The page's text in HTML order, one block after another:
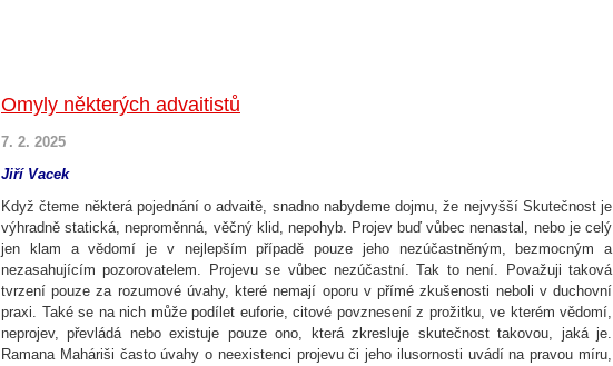
Omyly některých advaitistů
7. 2. 2025
Jiří Vacek
Když čteme některá pojednání o advaitě, snadno nabydeme dojmu, že nejvyšší Skutečnost je
výhradně statická, neproměnná, věčný klid, nepohyb. Projev buď vůbec nenastal, nebo je celý
jen klam a vědomí je v nejlepším případě pouze jeho nezúčastněným, bezmocným a
nezasahujícím pozorovatelem. Projevu se vůbec nezúčastní. Tak to není. Považuji taková
tvrzení pouze za rozumové úvahy, které nemají oporu v přímé zkušenosti neboli v duchovní
praxi. Také se na nich může podílet euforie, citové povznesení z prožitku, ve kterém vědomí,
neprojev, převládá nebo existuje pouze ono, která zkresluje skutečnost takovou, jaká je.
Ramana Maháriši často úvahy o neexistenci projevu či jeho ilusornosti uvádí na pravou míru,